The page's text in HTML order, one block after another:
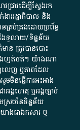
រាវ​ដើម្បី​ស្វែងរក
រ​រដ្ឋាភិបាល​ និង
គ្រប់គ្រង​ដោយ​ប្រព័ន្ធ​
ង​ទូលាយ​/​ទិន្នន័យ​
ត្រូវ​បាន​បោះ
ាង​ហ្មត់ចត់​។​ យ៉ាងណា​
លេញ​ ឬ​ភាព​ដែល​
មិន​ធ្វើការ​អះអាង​
ង្គហេតុ​ ឬ​អង្គច្បាប់​
ស្រប​នៃ​ទិន្នន័យ​
ោង​ជា​ឯកសារ​ ឬ​